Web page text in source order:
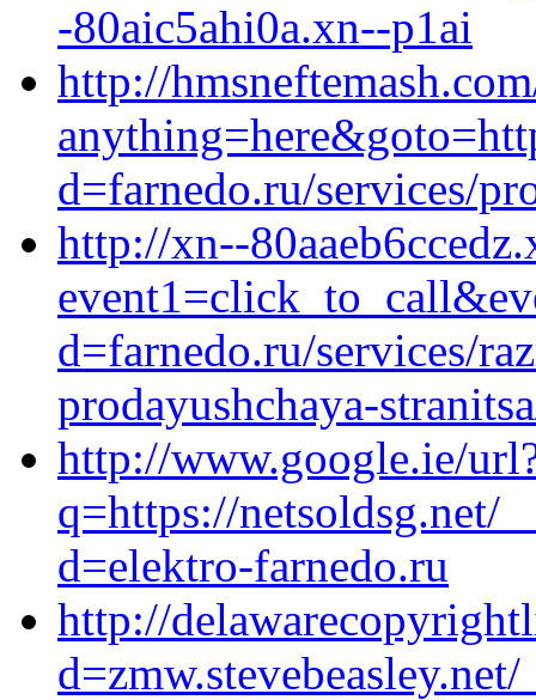
-80aic5ahi0a.xn--p1ai
http://
d=farnedo.ru/services/
http://xn--
d=farnedo.ru/services/
prodayushchaya-
http://www.google.ie/
q=https://netsoldsg.net/
d=elektro-farnedo.ru
http://